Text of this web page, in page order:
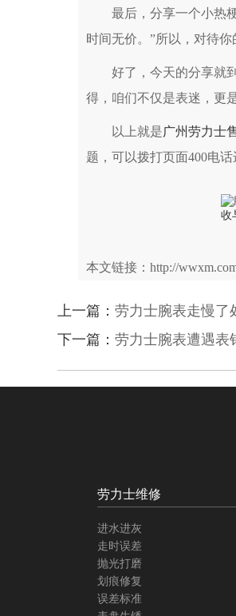
最后，分享一个小热梗
时间无价。”所以，对待
好了，今天的分享就到
得，咱们不仅是表迷，更
以上就是广州劳力士
题，可以拨打页面400电
本文链接：http://
上一篇： 劳力士腕表走慢了
下一篇： 劳力士腕表遭遇表
劳力士维修
进水进灰
走时误差
抛光打磨
划痕修复
误差标准